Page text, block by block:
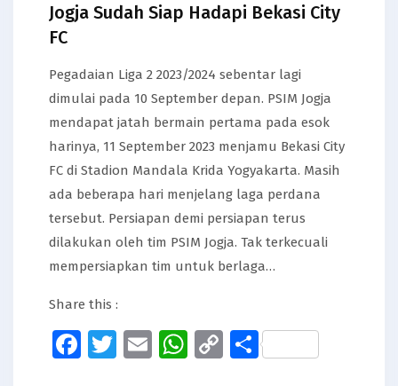
Jogja Sudah Siap Hadapi Bekasi City
FC
Pegadaian Liga 2 2023/2024 sebentar lagi
dimulai pada 10 September depan. PSIM Jogja
mendapat jatah bermain pertama pada esok
harinya, 11 September 2023 menjamu Bekasi City
FC di Stadion Mandala Krida Yogyakarta. Masih
ada beberapa hari menjelang laga perdana
tersebut. Persiapan demi persiapan terus
dilakukan oleh tim PSIM Jogja. Tak terkecuali
mempersiapkan tim untuk berlaga…
Share this :
Facebook
Twitter
EmailWhatsApp
CopyShare